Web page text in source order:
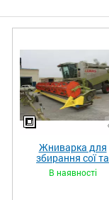
Жниварка для
збирання сої та
гороху «ETTARO»
В наявності